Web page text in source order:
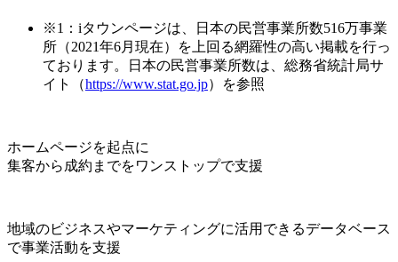
※1：iタウンページは、日本の民営事業所数516万事業
所（2021年6月現在）を上回る網羅性の高い掲載を行っ
ております。日本の民営事業所数は、総務省統計局サ
イト（https://www.stat.go.jp）を参照
ホームページを起点に
集客から成約までをワンストップで支援
地域のビジネスやマーケティングに活用できるデータベース
で事業活動を支援